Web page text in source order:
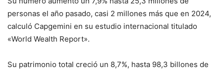
personas el año pasado, casi 2 millones más que en 2024,
calculó Capgemini en su estudio internacional titulado
«World Wealth Report».
Su patrimonio total creció un 8,7%, hasta 98,3 billones de